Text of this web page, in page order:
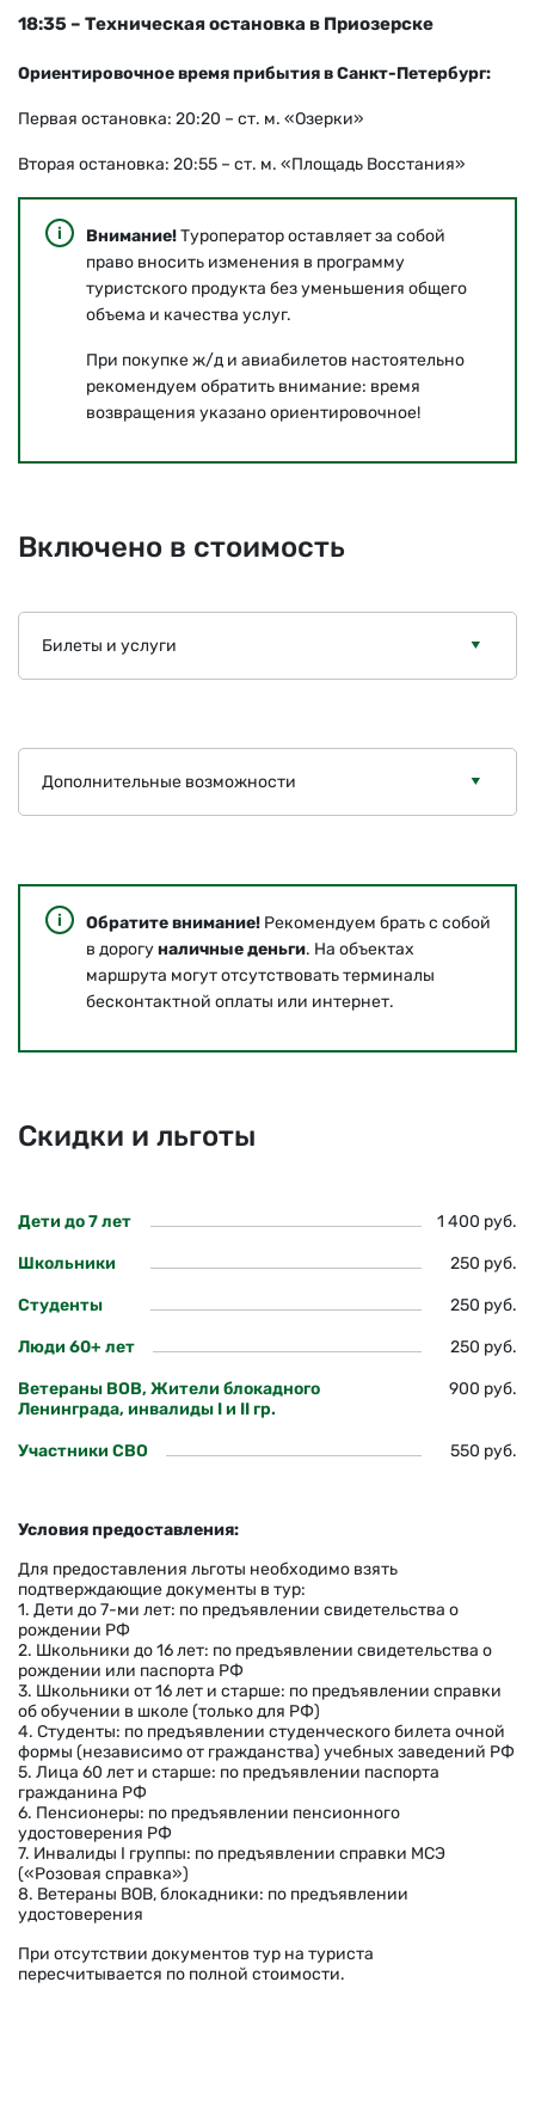
18:35 – Техническая остановка в Приозерске
Ориентировочное время прибытия в Санкт-Петербург:
Первая остановка: 20:20 – ст. м. «Озерки»
Вторая остановка: 20:55 – ст. м. «Площадь Восстания»
Внимание!Туроператор оставляет за собой
право вносить изменения в программу
туристского продукта без уменьшения общего
объема и качества услуг.
При покупке ж/д и авиабилетов настоятельно
рекомендуем обратить внимание: время
возвращения указано ориентировочное!
Включено в стоимость
Билеты и услуги
Дополнительные возможности
Обратите внимание! Рекомендуем брать с собой
в дорогуналичные деньги. На объектах
маршрута могут отсутствовать терминалы
бесконтактной оплаты или интернет.
Скидки и льготы
Дети до 7 лет 1 400 руб.
Школьники 250 руб.
Студенты 250 руб.
Люди 60+ лет 250 руб.
Ветераны ВОВ, Жители блокадного
Ленинграда, инвалиды I и II гр.
900 руб.
Участники СВО 550 руб.
Условия предоставления:
Для предоставления льготы необходимо взять
подтверждающие документы в тур:
1. Дети до 7-ми лет: по предъявлении свидетельства о
рождении РФ
2. Школьники до 16 лет: по предъявлении свидетельства о
рождении или паспорта РФ
3. Школьники от 16 лет и старше: по предъявлении справки
об обучении в школе (только для РФ)
4. Студенты: по предъявлении студенческого билета очной
формы (независимо от гражданства) учебных заведений РФ
5. Лица 60 лет и старше: по предъявлении паспорта
гражданина РФ
6. Пенсионеры: по предъявлении пенсионного
удостоверения РФ
7. Инвалиды I группы: по предъявлении справки МСЭ
(«Розовая справка»)
8. Ветераны ВОВ, блокадники: по предъявлении
удостоверения
При отсутствии документов тур на туриста
пересчитывается по полной стоимости.